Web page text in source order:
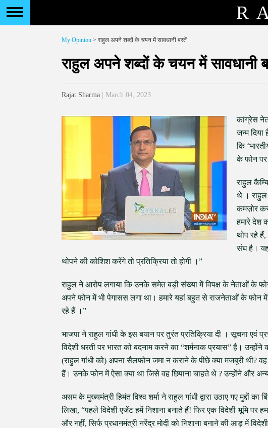
My Opinion > राहुल अपने शब्दों के चयन में सावधानी बरतें
राहुल अपने शब्दों के चयन में सावधानी
Rajat Sharma | March 04, 2023
कांग्रेस
जन्म दिया
कि
के फोन पर
राहुल
थे । राहुल
कमज़ोर
हमारे देश
थोप रहे
संघ है।
थोपने की कोशिश करेंगे तो प्रतिक्रिया तो होगी ।”
राहुल ने आरोप लगाया कि उनके समेत बड़ी संख्या में विपक्ष के नेताओं के
अपने फोन में भी पेगासस लगा था। हमारे यहां बहुत से राजनेताओं के फोन
रहे हैं ।”
भाजपा ने राहुल गांधी के इस बयान पर तुरंत प्रतिक्रिया दी । सूचना एवं
विदेशी धरती पर भारत को बदनाम करने का “शर्मनाक प्रयास” है।
(राहुल गांधी को) अपना सैलफोन जमा न कराने के पीछे क्या मजबूरी थी?
हैं। उनके फोन में ऐसा क्या था जिसे वह छिपाना चाहते थे ? उन्होंने और
असम के मुख्यमंत्री हिमंत विश्व शर्मा ने राहुल गांधी द्वारा उठाए गए मुद्दों
लिखा, “पहले विदेशी एजेंट हमें निशाना बनाते हैं! फिर एक विदेशी भूमि पर
और नहीं, सिर्फ प्रधानमंत्री नरेंद्र मोदी को निशाना बनाने की आड़ में